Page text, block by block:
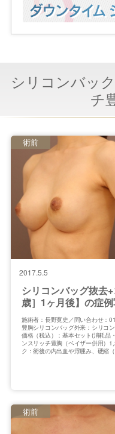
シリコンバッ
チ
2017.5.5
シリコンバッグ抜去
歳］1ヶ月後】の症
術前
施術者：長野寛史／問い合わせ：
豊胸シリコンバッグ外来：シリコ
価格（税込）：基本セット(消耗品
ンスリッチ豊胸（ベイザー併用）
ク：術後の内出血や浮腫み、硬縮
術前